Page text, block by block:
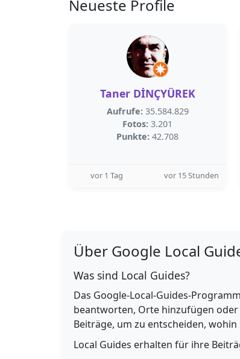
Neueste Profile
Taner DİNÇYÜREK
Aufrufe: 35.584.829
Fotos: 3.201
Punkte: 42.708
vor 1 Tag vor 15 Stunden
Über Google Local
Was sind Local Guides?
Das Google-Local-Guides-
beantworten, Orte hinzufügen
Beiträge, um zu entscheiden,
Local Guides erhalten für ihre